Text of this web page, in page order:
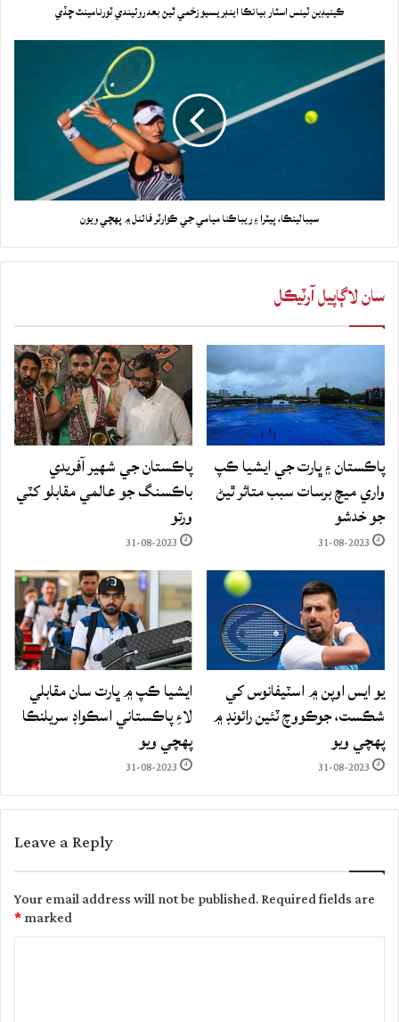
ڪينيڊين ٽينس اسٽار بيانڪا اينڊريسيو زخمي ٿيڻ بعد روئيندي ٽورنامينٽ ڇڏي
سيبالينڪا، پيٽرا ۽ ريباڪنا ميامي جي ڪوارٽر فائنل ۾ پهچي ويون
سان لاڳاپيل آرٽيڪل
پاڪستان ۽ ڀارت جي ايشيا ڪپ
واري ميچ برسات سبب متاثر ٿيڻ
جو خدشو
31-08-2023
پاڪستان جي شهير آفريدي
باڪسنگ جو عالمي مقابلو کٽي
ورتو
31-08-2023
يو ايس اوپن ۾ اسٽيفانوس کي
شڪست، جوڪووچ ٽئين رائونڊ ۾
پهچي ويو
31-08-2023
ايشيا ڪپ ۾ ڀارت سان مقابلي
لاءِ پاڪستاني اسڪواڊ سريلنڪا
پهچي ويو
31-08-2023
Leave a Reply
Your email address will not be published.Required fields are
marked
*